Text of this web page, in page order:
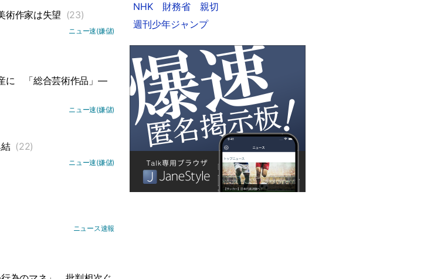
術作家は失望 (23)
ニュー速(嫌儲)
に
「総合芸術作品」―
ニュー速(嫌儲)
(22)
ニュー速(嫌儲)
ニュース速報
NHK
財務省
親切
週刊少年ジャンプ